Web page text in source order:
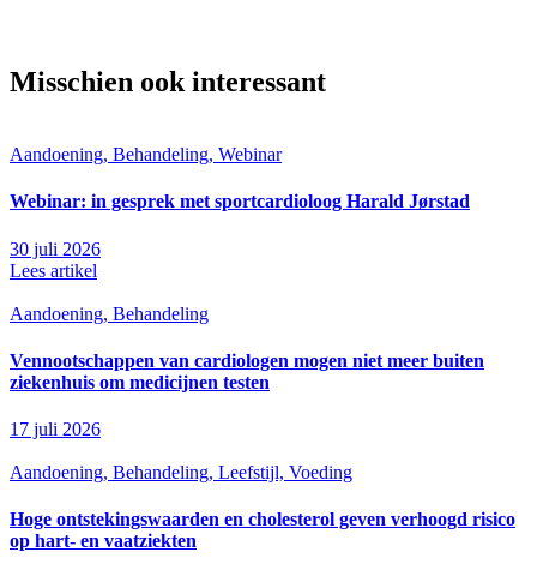
Misschien ook interessant
Aandoening, Behandeling, Webinar
Webinar: in gesprek met sportcardioloog Harald Jørstad
30 juli 2026
Lees artikel
Aandoening, Behandeling
Vennootschappen van cardiologen mogen niet meer buiten
ziekenhuis om medicijnen testen
17 juli 2026
Aandoening, Behandeling, Leefstijl, Voeding
Hoge ontstekingswaarden en cholesterol geven verhoogd risico
op hart- en vaatziekten